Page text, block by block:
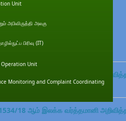
Unit
அபிவிருத்தி அலகு
பிரிவு (IT)
Operation Unit
Monitoring and Complaint Coordinating
16 ஆம் இலக்க வர்த்தமானி
குறித்துரைக்கப்பட்ட செயற்பாடுகள்)
18 ஆம் இலக்க வர்த்தமானி